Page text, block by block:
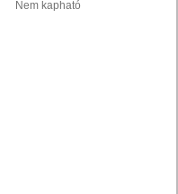
Nem kapható